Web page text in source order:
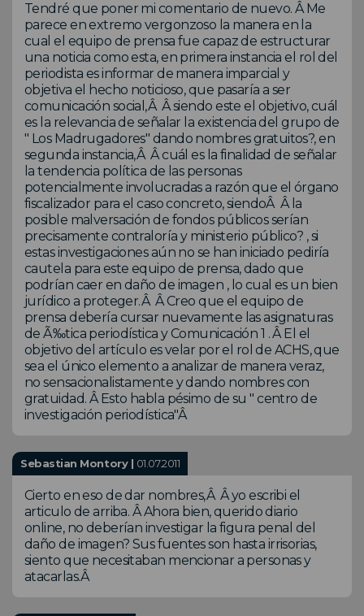
Tendré que poner mi comentario de nuevo. Â Me
parece en extremo vergonzoso la manera en la
cual el equipo de prensa fue capaz de estructurar
una noticia como esta, en primera instancia el rol del
periodista es informar de manera imparcial y
objetiva el hecho noticioso, que pasaría a ser
comunicación social,Â Â siendo este el objetivo, cuál
es la relevancia de señalar la existencia del grupo de
" Los Madrugadores" dando nombres gratuitos?, en
segunda instancia,Â Â cuál es la finalidad de señalar
la tendencia política de las personas
potencialmente involucradas a razón que el órgano
fiscalizador para el caso concreto, siendoÂ Â la
posible malversación de fondos públicos serían
precisamente contraloría y ministerio público? , si
estas investigaciones aún no se han iniciado pediría
cautela para este equipo de prensa, dado que
podrían caer en daño de imagen , lo cual es un bien
jurídico a proteger.Â Â Creo que el equipo de
prensa debería cursar nuevamente las asignaturas
de Ã‰tica periodística y Comunicación 1 . Â El el
objetivo del artículo es velar por el rol de ACHS, que
sea el único elemento a analizar de manera veraz,
no sensacionalistamente y dando nombres con
gratuidad. Â Esto habla pésimo de su " centro de
investigación periodística"Â
Sebastian Montory | 01.07.2011
Cierto en eso de dar nombres,Â Â yo escribi el
articulo de arriba. Â Ahora bien, querido diario
online, no deberían investigar la figura penal del
daño de imagen? Sus fuentes son hasta irrisorias,
siento que necesitaban mencionar a personas y
atacarlas.Â